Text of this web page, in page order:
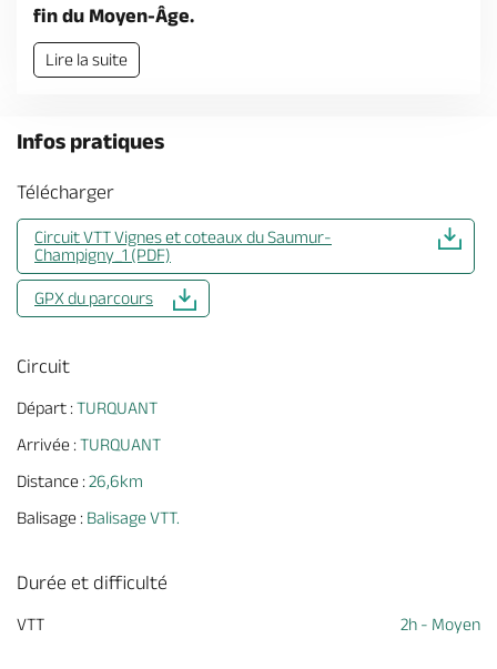
fin du Moyen-Âge.
Lire la suite
Infos pratiques
Télécharger
Circuit VTT Vignes et coteaux du Saumur-
Champigny_1 (PDF)
GPX du parcours
Circuit
Départ :TURQUANT
Arrivée :TURQUANT
Distance :26,6km
Balisage : Balisage VTT.
Durée et difficulté
VTT 2h - Moyen